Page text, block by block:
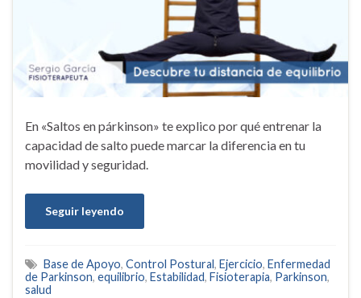
En «Saltos en párkinson» te explico por qué entrenar la
capacidad de salto puede marcar la diferencia en tu
movilidad y seguridad.
Seguir leyendo
Base de Apoyo, Control Postural, Ejercicio, Enfermedad
de Parkinson, equilibrio, Estabilidad, Fisioterapia, Parkinson,
salud